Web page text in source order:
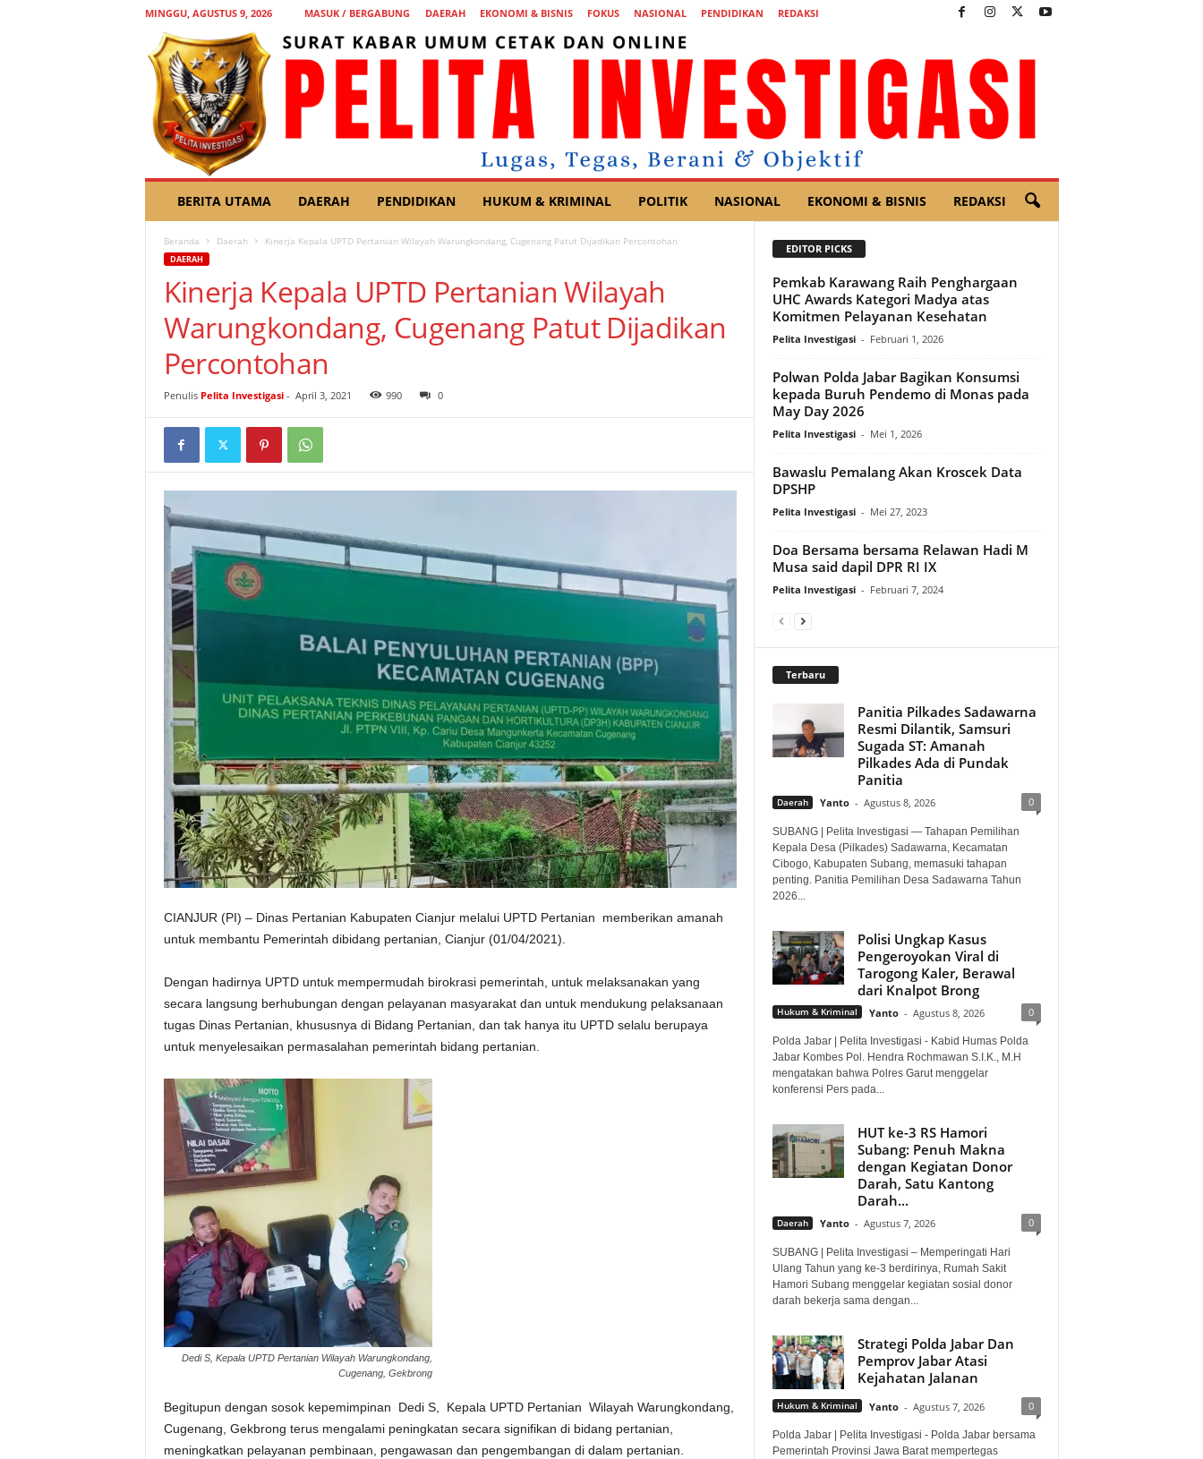
MINGGU, AGUSTUS 9, 2026 MASUK / BERGABUNG DAERAH EKONOMI & BISNIS FOKUS NASIONAL PENDIDIKAN REDAKSI
L
S
BERITA UTAMA DAERAH PENDIDIKAN HUKUM & KRIMINAL POLITIK NASIONAL EKONOMI & BISNIS REDAKSI
Beranda Daerah Kinerja Kepala UPTD Pertanian Wilayah Warungkondang, Cugenang Patut Dijadikan Percontohan
DAERAH
Kinerja Kepala UPTD Pertanian Wilayah
Warungkondang, Cugenang Patut Dijadikan
Percontohan
Penulis Pelita Investigasi- April 3, 2021 990 0
CIANJUR (PI) – Dinas Pertanian Kabupaten Cianjur melalui UPTD Pertanian memberikan amanah
untuk membantu Pemerintah dibidang pertanian, Cianjur (01/04/2021).
Dengan hadirnya UPTD untuk mempermudah birokrasi pemerintah, untuk melaksanakan yang
secara langsung berhubungan dengan pelayanan masyarakat dan untuk mendukung pelaksanaan
tugas Dinas Pertanian, khususnya di Bidang Pertanian, dan tak hanya itu UPTD selalu berupaya
untuk menyelesaikan permasalahan pemerintah bidang pertanian.
Dedi S, Kepala UPTD Pertanian Wilayah Warungkondang,
Cugenang, Gekbrong
Begitupun dengan sosok kepemimpinan Dedi S, Kepala UPTD Pertanian Wilayah Warungkondang,
Cugenang, Gekbrong terus mengalami peningkatan secara signifikan di bidang pertanian,
meningkatkan pelayanan pembinaan, pengawasan dan pengembangan di dalam pertanian.
EDITOR PICKS
Pemkab Karawang Raih Penghargaan
UHC Awards Kategori Madya atas
Komitmen Pelayanan Kesehatan
Pelita Investigasi - Februari 1, 2026
Polwan Polda Jabar Bagikan Konsumsi
kepada Buruh Pendemo di Monas pada
May Day 2026
Pelita Investigasi - Mei 1, 2026
Bawaslu Pemalang Akan Kroscek Data
DPSHP
Pelita Investigasi - Mei 27, 2023
Doa Bersama bersama Relawan Hadi M
Musa said dapil DPR RI IX
Pelita Investigasi - Februari 7, 2024
Terbaru
Panitia Pilkades Sadawarna
Resmi Dilantik, Samsuri
Sugada ST: Amanah
Pilkades Ada di Pundak
Panitia
Daerah Yanto - Agustus 8, 2026 0
SUBANG | Pelita Investigasi — Tahapan Pemilihan
Kepala Desa (Pilkades) Sadawarna, Kecamatan
Cibogo, Kabupaten Subang, memasuki tahapan
penting. Panitia Pemilihan Desa Sadawarna Tahun
2026...
Polisi Ungkap Kasus
Pengeroyokan Viral di
Tarogong Kaler, Berawal
dari Knalpot Brong
Hukum & Kriminal Yanto - Agustus 8, 2026 0
Polda Jabar | Pelita Investigasi - Kabid Humas Polda
Jabar Kombes Pol. Hendra Rochmawan S.I.K., M.H
mengatakan bahwa Polres Garut menggelar
konferensi Pers pada...
HUT ke-3 RS Hamori
Subang: Penuh Makna
dengan Kegiatan Donor
Darah, Satu Kantong
Darah...
Daerah Yanto - Agustus 7, 2026 0
SUBANG | Pelita Investigasi – Memperingati Hari
Ulang Tahun yang ke-3 berdirinya, Rumah Sakit
Hamori Subang menggelar kegiatan sosial donor
darah bekerja sama dengan...
Strategi Polda Jabar Dan
Pemprov Jabar Atasi
Kejahatan Jalanan
Hukum & Kriminal Yanto - Agustus 7, 2026 0
Polda Jabar | Pelita Investigasi - Polda Jabar bersama
Pemerintah Provinsi Jawa Barat mempertegas